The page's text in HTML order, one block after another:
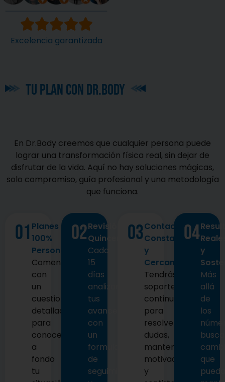
Excelencia garantizada
TUPLANCON DR.BODY
En Dr.Body creemos que cualquier persona puede
lograr una transformación física real, sin dejar de
disfrutar de la vida. Aquí no hay soluciones mágicas,
solo compromiso, guía profesional y una metodología
que funciona.
01 Planes
100%
Personalizados
Comenzamos
con
un
cuestionario
detallado
para
conocer
a
fondo
tu
02Revisión
Quincenal​
Cada
15
días
analizamos
tus
avances
con
un
formulario
de
seguimiento
03Contacto
Constante
y
Cercano​​
Tendrás
soporte
continuo
para
resolver
dudas,
mantenerte
motivada
y
04
y
Más
allá
de
los
que